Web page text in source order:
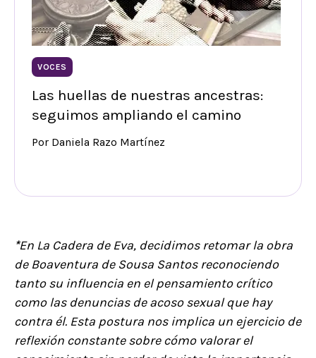
VOCES
Las huellas de nuestras ancestras:
seguimos ampliando el camino
Por Daniela Razo Martínez
*En La Cadera de Eva, decidimos retomar la obra
de Boaventura de Sousa Santos reconociendo
tanto su influencia en el pensamiento crítico
como las denuncias de acoso sexual que hay
contra él. Esta postura nos implica un ejercicio de
reflexión constante sobre cómo valorar el